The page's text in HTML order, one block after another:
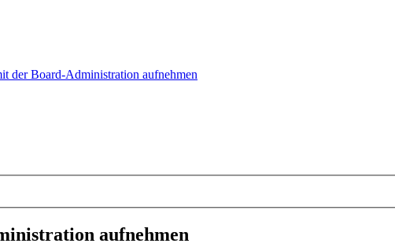
der Board-Administration aufnehmen
aufnehmen